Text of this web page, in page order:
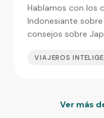
Hablamos con los
Indonesiante
consejos sobre
VIAJEROS
Ver más